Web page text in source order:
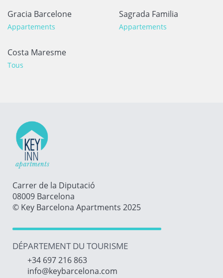
Gracia Barcelone
Appartements
Sagrada Familia
Appartements
Costa Maresme
Tous
Carrer de la Diputació
08009 Barcelona
© Key Barcelona Apartments 2025
DÉPARTEMENT DU TOURISME
+34 697 216 863
info@keybarcelona.com